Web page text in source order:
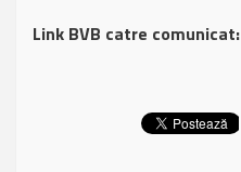
Link BVB catre comunicat: